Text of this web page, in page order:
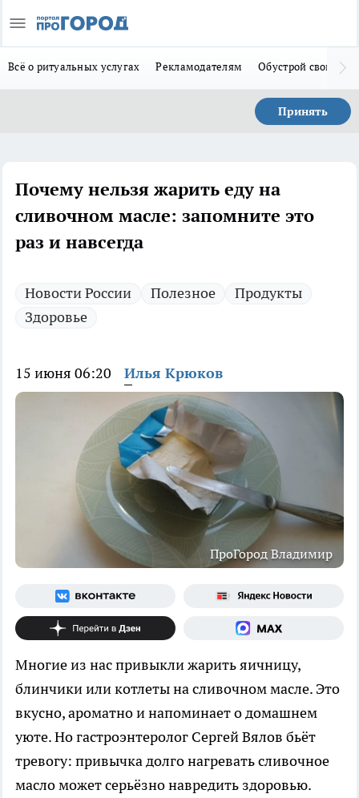
Всё о ритуальных услугах Рекламодателям Обустрой свой дом
Принять
Почему нельзя жарить еду на
сливочном масле: запомните это
раз и навсегда
Новости России Полезное
Продукты
Здоровье
15 июня 06:20 Илья Крюков
ПроГород Владимир
Многие из нас привыкли жарить яичницу,
блинчики или котлеты на сливочном масле. Это
вкусно, ароматно и напоминает о домашнем
уюте. Но гастроэнтеролог Сергей Вялов бьёт
тревогу: привычка долго нагревать сливочное
масло может серьёзно навредить здоровью.